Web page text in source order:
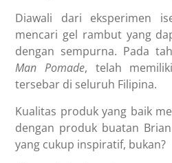
Diawali dari eksperimen
mencari gel rambut yang
dengan sempurna. Pada
Man Pomade, telah
tersebar di seluruh Filipina.
Kualitas produk yang baik
dengan produk buatan
yang cukup inspiratif, bukan?